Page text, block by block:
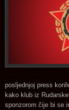
posljednjoj press
kako klub iz
sponzorom čije bi se